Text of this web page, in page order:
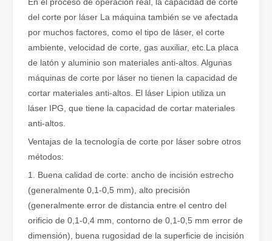
del corte por láser La máquina también se ve afectada
por muchos factores, como el tipo de láser, el corte
ambiente, velocidad de corte, gas auxiliar, etc.La placa
de latón y aluminio son materiales anti-altos. Algunas
máquinas de corte por láser no tienen la capacidad de
cortar materiales anti-altos. El láser Lipion utiliza un
láser IPG, que tiene la capacidad de cortar materiales
anti-altos.
Ventajas de la tecnología de corte por láser sobre otros
métodos:
1. Buena calidad de corte: ancho de incisión estrecho
(generalmente 0,1-0,5 mm), alto precisión
(generalmente error de distancia entre el centro del
orificio de 0,1-0,4 mm, contorno de 0,1-0,5 mm error de
dimensión), buena rugosidad de la superficie de incisión